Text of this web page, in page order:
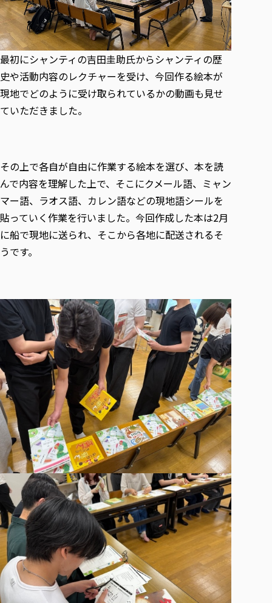
スポーツ傷害保険
最初にシャンティの吉田圭助氏からシャンティの歴
史や活動内容のレクチャーを受け、今回作る絵本が
現地でどのように受け取られているかの動画も見せ
ていただきました。
その上で各自が自由に作業する絵本を選び、本を読
んで内容を理解した上で、そこにクメール語、ミャン
マー語、ラオス語、カレン語などの現地語シールを
貼っていく作業を行いました。今回作成した本は2月
に船で現地に送られ、そこから各地に配送されるそ
うです。